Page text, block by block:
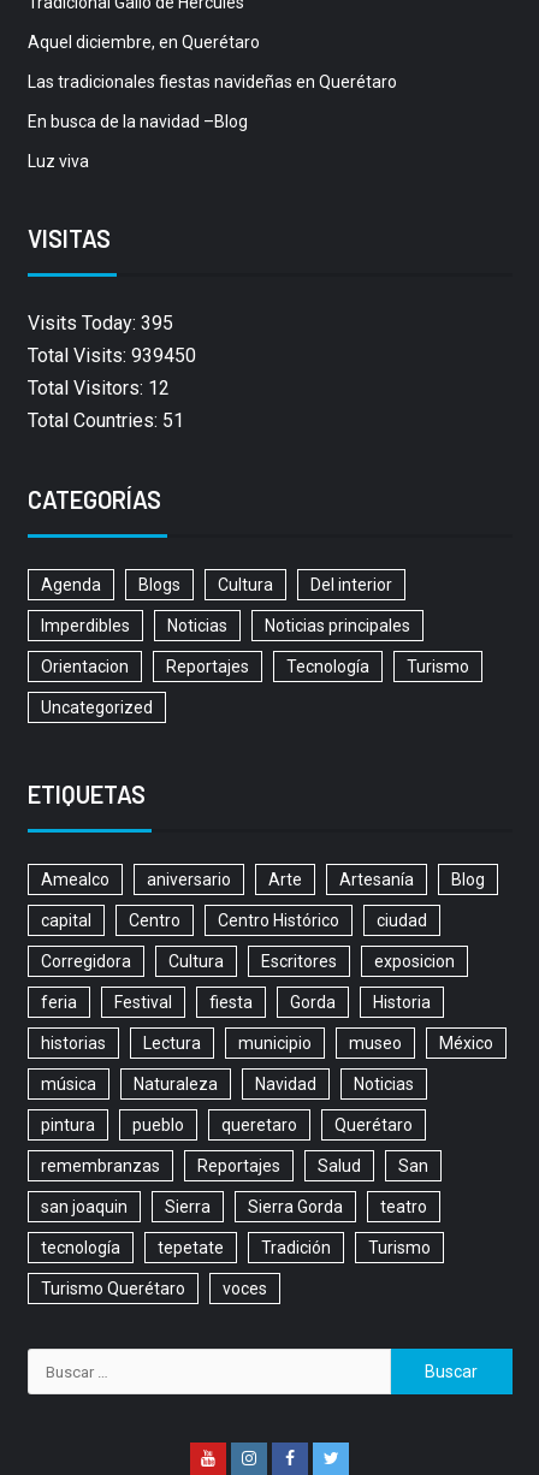
Aquel diciembre, en Querétaro
Las tradicionales fiestas navideñas en Querétaro
En busca de la navidad –Blog
Luz viva
VISITAS
Visits Today: 395
Total Visits: 939450
Total Visitors: 12
Total Countries: 51
CATEGORÍAS
Agenda Blogs Cultura Del interior
Imperdibles Noticias Noticias principales
Orientacion Reportajes Tecnología Turismo
Uncategorized
ETIQUETAS
Amealco aniversario Arte Artesanía Blog
capital Centro Centro Histórico ciudad
Corregidora Cultura Escritores exposicion
feria Festival fiesta Gorda Historia
historias Lectura municipio museo México
música Naturaleza Navidad Noticias
pintura pueblo queretaro Querétaro
remembranzas Reportajes Salud San
san joaquin Sierra Sierra Gorda teatro
tecnología tepetate Tradición Turismo
Turismo Querétaro voces